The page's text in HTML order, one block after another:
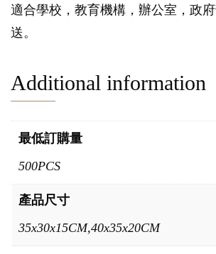
適合學校，教育機構，辦公室，政
送。
Additional information
最低訂購量
500PCS
產品尺寸
35x30x15CM,40x35x20CM